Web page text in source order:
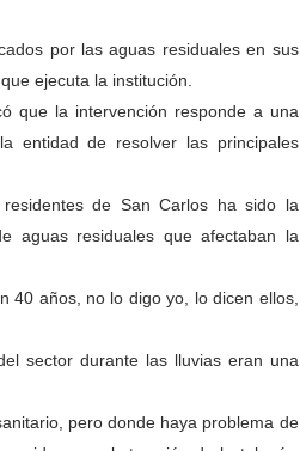
por las aguas residuales en sus
ejecuta la institución.
que la intervención responde a una
entidad de resolver las principales
de San Carlos ha sido la
aguas residuales que afectaban la
40 años, no lo digo yo, lo dicen ellos,
sector durante las lluvias eran una
pero donde haya problema de